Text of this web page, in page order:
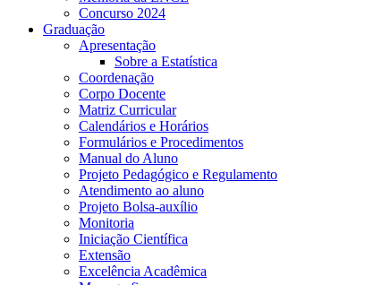
Concurso 2024
Graduação
Apresentação
Sobre a Estatística
Coordenação
Corpo Docente
Matriz Curricular
Calendários e Horários
Formulários e Procedimentos
Manual do Aluno
Projeto Pedagógico e Regulamento
Atendimento ao aluno
Projeto Bolsa-auxílio
Monitoria
Iniciação Científica
Extensão
Excelência Acadêmica